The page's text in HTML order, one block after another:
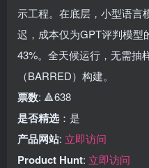
示工程。在底层，小型语言
迟，成本仅为GPT评判模型
43%。全天候运行，无需抽
（BARRED）构建。
票数: 🔺638
是否精选 ：是
产品网站: 立即访问
Product Hunt: 立即访问